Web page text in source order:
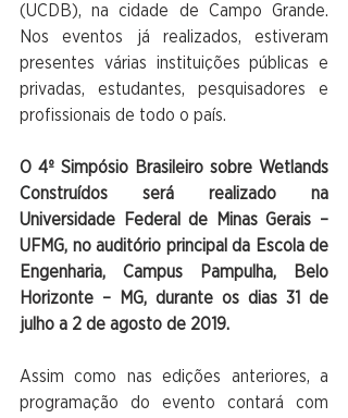
(UCDB), na cidade de Campo Grande.
Nos eventos já realizados, estiveram
presentes várias instituições públicas e
privadas, estudantes, pesquisadores e
profissionais de todo o país.
O 4º Simpósio Brasileiro sobre Wetlands
Construídos será realizado na
Universidade Federal de Minas Gerais –
UFMG, no auditório principal da Escola de
Engenharia, Campus Pampulha, Belo
Horizonte – MG, durante os dias 31 de
julho a 2 de agosto de 2019.
Assim como nas edições anteriores, a
programação do evento contará com